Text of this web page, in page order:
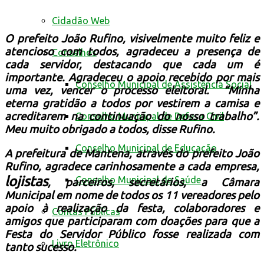
Cidadão Web
Conselhos
Conselho Municipal de Assistência Social
Conselho Municipal de Defesa Civil
Conselho Municipal de Educação
Conselho Municipal de Saúde
Contas Públicas
Livro Eletrônico
O prefeito João Rufino, visivelmente muito feliz e
atencioso com todos, agradeceu a presença de
cada servidor, destacando que cada um é
importante. Agradeceu o apoio recebido por mais
uma vez, vencer o processo eleitoral.“Minha
eterna gratidão a todos por vestirem a camisa e
acreditarem na continuação do nosso trabalho”.
Meu muito obrigado a todos, disse Rufino.
A prefeitura de Mantena, através do prefeito João
Rufino, agradece carinhosamente a cada empresa,
lojistas, parceiros, secretários, a Câmara
Municipal em nome de todos os 11 vereadores pelo
apoio à realização da festa, colaboradores e
amigos que participaram com doações para que a
Festa do Servidor Público fosse realizada com
tanto sucesso.